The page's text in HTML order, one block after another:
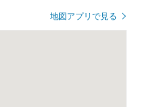
地図アプリで見る